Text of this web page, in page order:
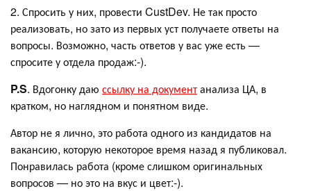
2. Спросить у них, провести CustDev. Не так просто
реализовать, но зато из первых уст получаете ответы на
вопросы. Возможно, часть ответов у вас уже есть —
спросите у отдела продаж:-).
P.S. Вдогонку даю ссылку на документанализа ЦА, в
кратком, но наглядном и понятном виде.
Автор не я лично, это работа одного из кандидатов на
вакансию, которую некоторое время назад я публиковал.
Понравилась работа (кроме слишком оригинальных
вопросов — но это на вкус и цвет:-).